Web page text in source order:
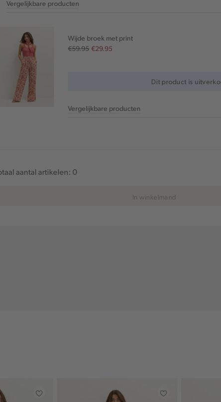
Vergelijkbare producten
Wijde broek met print
€59.95 €29.95
Dit product is
Vergelijkbare producten
aantal artikelen: 0
In winkelmand